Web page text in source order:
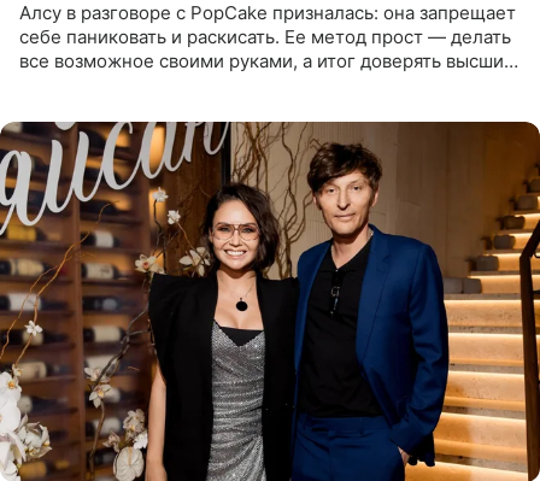
Алсу в разговоре с PopCake призналась: она запрещает
себе паниковать и раскисать. Ее метод прост — делать
все возможное своими руками, а итог доверять высшим